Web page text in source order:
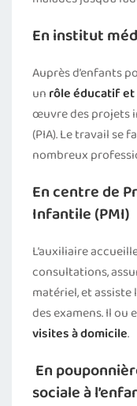
En institut
Auprès d’enfants
un rôle éducatif
œuvre des projets
(PIA). Le travail se
nombreux
En centre de
Infantile (PMI)
L’auxiliaire
consultations,
matériel, et
des examens. Il
visites à domicile.
En
sociale à